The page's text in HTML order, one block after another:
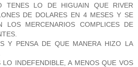
TENES LO DE HIGUAIN QUE RIVER
DE DOLARES EN 4 MESES Y SE
LOS MERCENARIOS COMPLICES DE
Y PENSA DE QUE MANERA HIZO LA
LO INDEFENDIBLE, A MENOS QUE VOS